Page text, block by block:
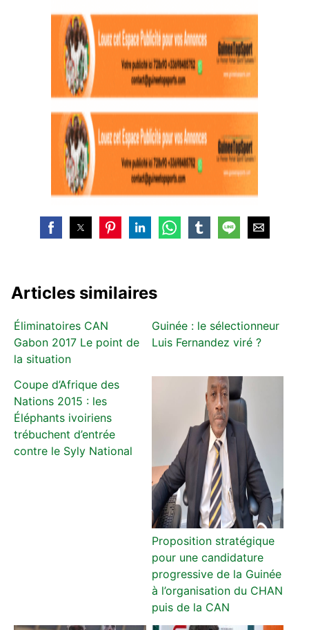
Articles similaires
Éliminatoires CAN
Gabon 2017 Le point de
la situation
Guinée : le sélectionneur
Luis Fernandez viré ?
Coupe d’Afrique des
Nations 2015 : les
Éléphants ivoiriens
trébuchent d’entrée
contre le Syly National
Proposition stratégique
pour une candidature
progressive de la Guinée
à l’organisation du CHAN
puis de la CAN